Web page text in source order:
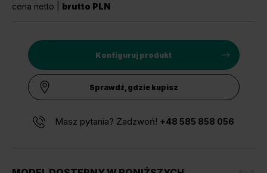
cena netto | brutto PLN
Konfiguruj produkt
Sprawdź, gdzie kupisz
Masz pytania? Zadzwoń! +48 585 858 056